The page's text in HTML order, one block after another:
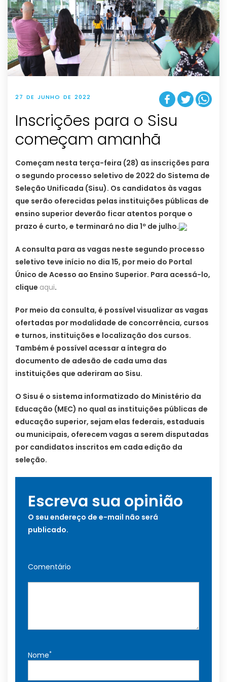
27 DE JUNHO DE 2022
Inscrições para o Sisu
começam amanhã
Começam nesta terça-feira (28) as inscrições para
o segundo processo seletivo de 2022 do Sistema de
Seleção Unificada (Sisu). Os candidatos às vagas
que serão oferecidas pelas instituições públicas de
ensino superior deverão ficar atentos porque o
prazo é curto, e terminará no dia 1º de julho.
A consulta para as vagas neste segundo processo
seletivo teve início no dia 15, por meio do Portal
Único de Acesso ao Ensino Superior. Para acessá-lo,
clique aqui.
Por meio da consulta, é possível visualizar as vagas
ofertadas por modalidade de concorrência, cursos
e turnos, instituições e localização dos cursos.
Também é possível acessar a íntegra do
documento de adesão de cada uma das
instituições que aderiram ao Sisu.
O Sisu é o sistema informatizado do Ministério da
Educação (MEC) no qual as instituições públicas de
educação superior, sejam elas federais, estaduais
ou municipais, oferecem vagas a serem disputadas
por candidatos inscritos em cada edição da
seleção.
Escreva sua opinião
O seu endereço de e-mail não será
publicado.
Comentário
Nome*